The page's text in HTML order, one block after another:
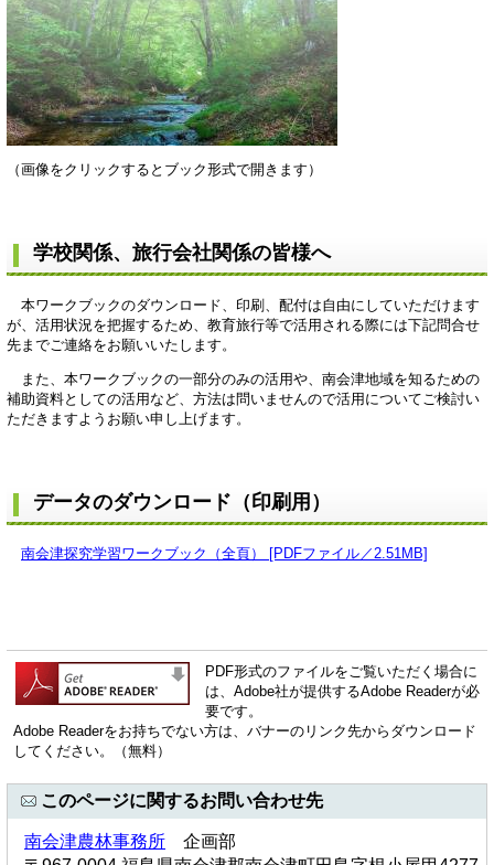
（画像をクリックするとブック形式で開きます）
学校関係、旅行会社関係の皆様へ
本ワークブックのダウンロード、印刷、配付は自由にしていただけます
が、活用状況を把握するため、教育旅行等で活用される際には下記問合せ
先までご連絡をお願いいたします。
また、本ワークブックの一部分のみの活用や、南会津地域を知るための
補助資料としての活用など、方法は問いませんので活用についてご検討い
ただきますようお願い申し上げます。
データのダウンロード（印刷用）
南会津探究学習ワークブック（全頁） [PDFファイル／2.51MB]
PDF形式のファイルをご覧いただく場合に
は、Adobe社が提供するAdobe Readerが必
要です。
Adobe Readerをお持ちでない方は、バナーのリンク先からダウンロード
してください。（無料）
このページに関するお問い合わせ先
南会津農林事務所 企画部